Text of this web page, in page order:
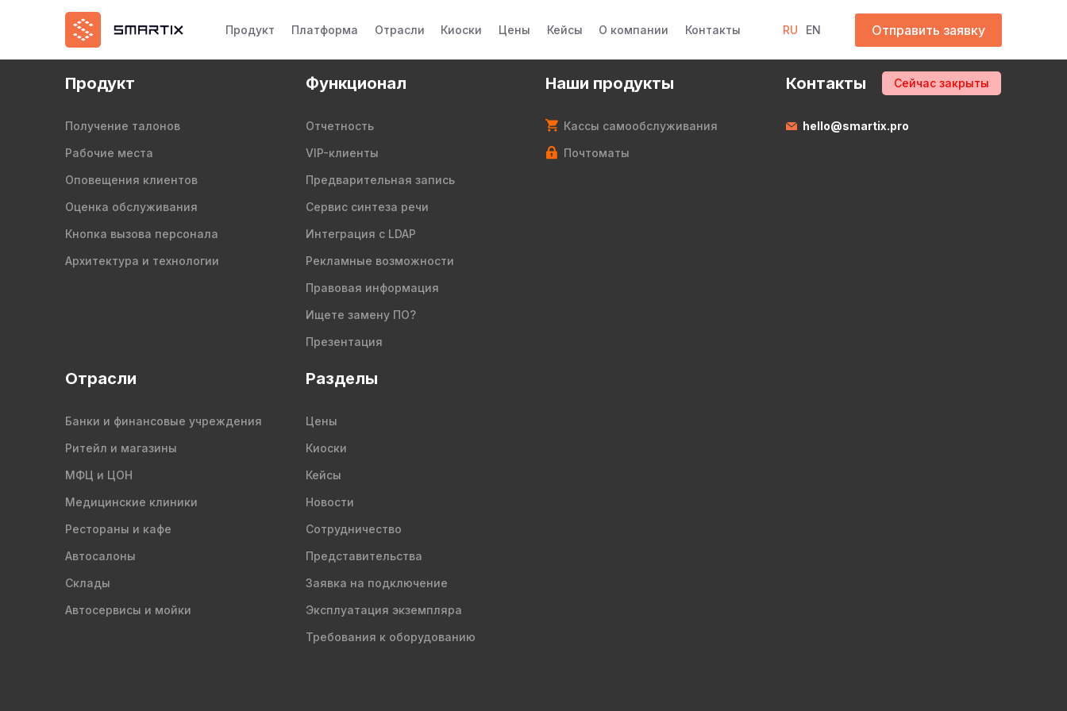
Продукт Платформа Отрасли Киоски Цены Кейсы О компании Контакты RU EN Отправить заявку
Продукт
Получение талонов
Рабочие места
Оповещения клиентов
Оценка обслуживания
Кнопка вызова персонала
Архитектура и технологии
Функционал
Отчетность
VIP-клиенты
Предварительная запись
Сервис синтеза речи
Интеграция с LDAP
Рекламные возможности
Правовая информация
Ищете замену ПО?
Презентация
Наши продукты
Кассы самообслуживания
Почтоматы
Контакты Сейчас закрыты
hello@smartix.pro
Отрасли
Банки и финансовые учреждения
Ритейл и магазины
МФЦ и ЦОН
Медицинские клиники
Рестораны и кафе
Автосалоны
Склады
Автосервисы и мойки
Разделы
Цены
Киоски
Кейсы
Новости
Сотрудничество
Представительства
Заявка на подключение
Эксплуатация экземпляра
Требования к оборудованию